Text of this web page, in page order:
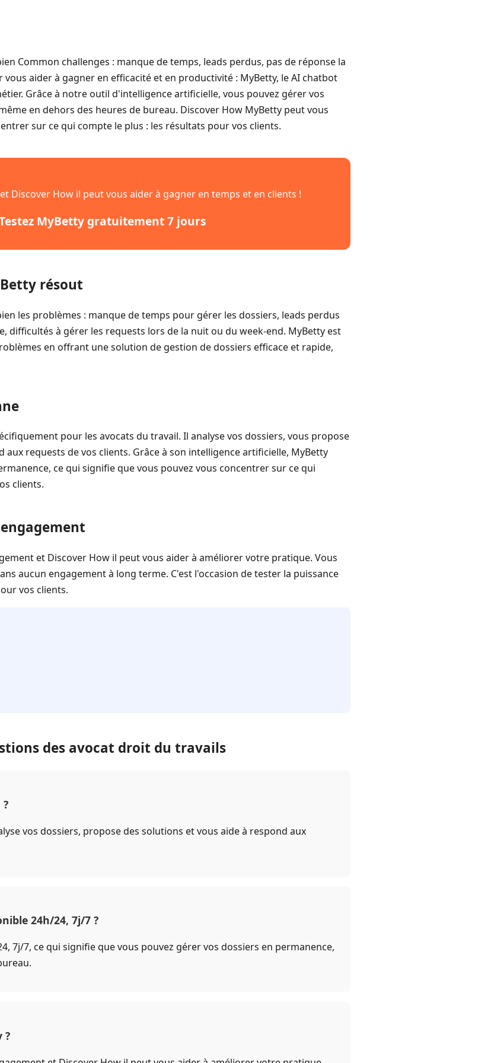
Common challenges : manque de temps, leads perdus, pas de réponse la
aider à gagner en efficacité et en productivité : MyBetty, le AI chatbot
Grâce à notre outil d'intelligence artificielle, vous pouvez gérer vos
en dehors des heures de bureau. Discover How MyBetty peut vous
sur ce qui compte le plus : les résultats pour vos clients.
Discover How il peut vous aider à gagner en temps et en clients !
MyBetty gratuitement 7 jours
résout
les problèmes : manque de temps pour gérer les dossiers, leads perdus
difficultés à gérer les requests lors de la nuit ou du week-end. MyBetty est
en offrant une solution de gestion de dossiers efficace et rapide,
pour les avocats du travail. Il analyse vos dossiers, vous propose
aux requests de vos clients. Grâce à son intelligence artificielle, MyBetty
ce qui signifie que vous pouvez vous concentrer sur ce qui
clients.
et Discover How il peut vous aider à améliorer votre pratique. Vous
aucun engagement à long terme. C'est l'occasion de tester la puissance
vos clients.
des avocat droit du travails
vos dossiers, propose des solutions et vous aide à respond aux
24h/24, 7j/7 ?
7j/7, ce qui signifie que vous pouvez gérer vos dossiers en permanence,
?